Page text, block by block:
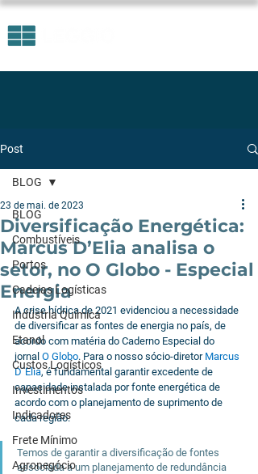
Post
BLOG
Combustíveis
Portos
Cadeias Logísticas
Indústria Química
Etanol
Custos Logísticos
Investimentos
Indicadores
Frete Mínimo
Agronegócio
BLOG
Diversificação Energética:
Marcus D’Elia analisa o
setor, no O Globo - Especial
Energia
23 de mai. de 2023
A crise hídrica de 2021 evidenciou a necessidade
de diversificar as fontes de energia no país, de
acordo com matéria do Caderno Especial do
jornal O Globo. Para o nosso sócio-diretor Marcus
D´Elia, é fundamental garantir excedente de
capacidade instalada por fonte energética de
acordo com o planejamento de suprimento de
cada região.
Temos de garantir a diversificação de fontes
associada a um planejamento de redundância